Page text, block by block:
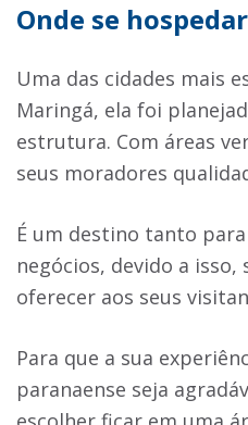
Onde se hospedar
Uma das cidades mais
Maringá, ela foi
estrutura. Com áreas
seus moradores
É um destino tanto
negócios, devido a
oferecer aos seus
Para que a sua
paranaense seja